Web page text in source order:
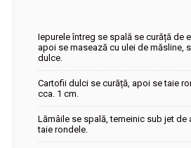
Iepurele întreg se spală se curăță de
apoi se masează cu ulei de măsline,
dulce.
Cartofii dulci se curăță, apoi se taie
cca. 1 cm.
Lămâile se spală, temeinic sub jet de
taie rondele.